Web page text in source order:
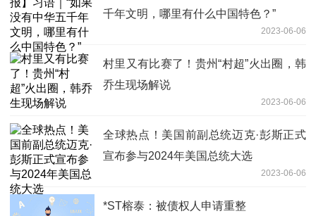
千年文明，哪里有什么中国特色？”
2023-06-06
村里又有比赛了！贵州“村超”火出圈，韩
乔生现场解说
2023-06-06
全球热点！美国前副总统迈克·彭斯正式
宣布参与2024年美国总统大选
2023-06-06
*ST榕泰：被债权人申请重整